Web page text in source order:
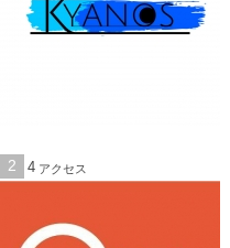
2 4 アクセス